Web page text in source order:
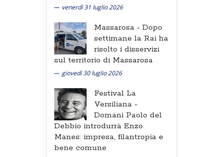
venerdì 31 luglio 2026
Massarosa - Dopo
settimane la Rai ha
risolto i disservizi
sul territorio di Massarosa
giovedì 30 luglio 2026
Festival La
Versiliana -
Domani Paolo del
Debbio introdurrà Enzo
Manes: impresa, filantropia e
bene comune